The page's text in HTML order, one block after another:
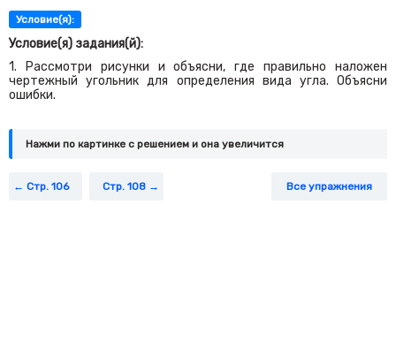
Условие(я):
Условие(я) задания(й):
1. Рассмотри рисунки и объясни, где правильно наложен
чертежный угольник для определения вида угла. Объясни
ошибки.
Нажми по картинке c решением и она увеличится
Стр. 106 Стр. 108 Все упражнения